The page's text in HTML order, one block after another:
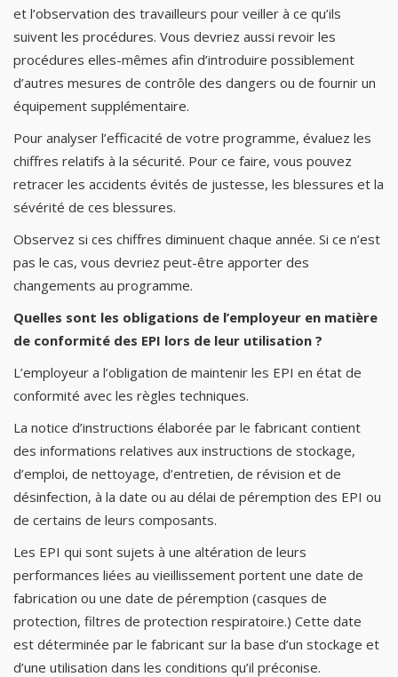
et l’observation des travailleurs pour veiller à ce qu’ils
suivent les procédures. Vous devriez aussi revoir les
procédures elles-mêmes afin d’introduire possiblement
d’autres mesures de contrôle des dangers ou de fournir un
équipement supplémentaire.
Pour analyser l’efficacité de votre programme, évaluez les
chiffres relatifs à la sécurité. Pour ce faire, vous pouvez
retracer les accidents évités de justesse, les blessures et la
sévérité de ces blessures.
Observez si ces chiffres diminuent chaque année. Si ce n’est
pas le cas, vous devriez peut-être apporter des
changements au programme.
Quelles sont les obligations de l’employeur en matière
de conformité des EPI lors de leur utilisation ?
L’employeur a l’obligation de maintenir les EPI en état de
conformité avec les règles techniques.
La notice d’instructions élaborée par le fabricant contient
des informations relatives aux instructions de stockage,
d’emploi, de nettoyage, d’entretien, de révision et de
désinfection, à la date ou au délai de péremption des EPI ou
de certains de leurs composants.
Les EPI qui sont sujets à une altération de leurs
performances liées au vieillissement portent une date de
fabrication ou une date de péremption (casques de
protection, filtres de protection respiratoire.) Cette date
est déterminée par le fabricant sur la base d’un stockage et
d’une utilisation dans les conditions qu’il préconise.